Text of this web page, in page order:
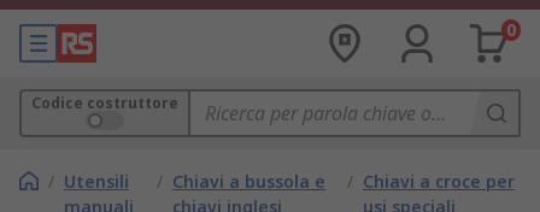
0
Codice costruttore
/ Utensili
manuali
/ Chiavi a bussola e
chiavi inglesi
/ Chiavi a croce per
usi speciali